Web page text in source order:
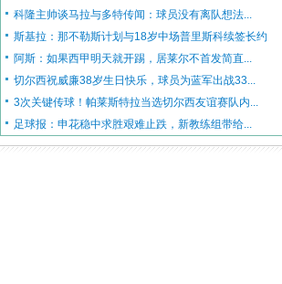
科隆主帅谈马拉与多特传闻：球员没有离队想法...
斯基拉：那不勒斯计划与18岁中场普里斯科续签长约
阿斯：如果西甲明天就开踢，居莱尔不首发简直...
切尔西祝威廉38岁生日快乐，球员为蓝军出战33...
3次关键传球！帕莱斯特拉当选切尔西友谊赛队内...
足球报：申花稳中求胜艰难止跌，新教练组带给...